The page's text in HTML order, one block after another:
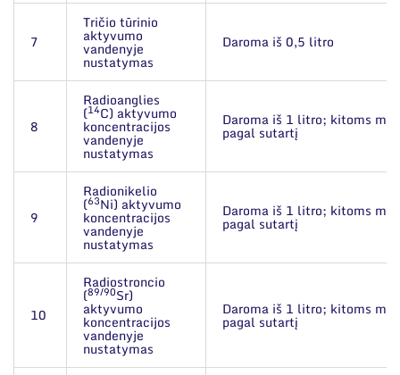
7
Tričio tūrinio
aktyvumo
vandenyje
nustatymas
Daroma iš 0,5 litro
8
Radioanglies
(14C) aktyvumo
koncentracijos
vandenyje
nustatymas
Daroma iš 1 litro; kitoms
pagal sutartį
9
Radionikelio
(63Ni) aktyvumo
koncentracijos
vandenyje
nustatymas
Daroma iš 1 litro; kitoms
pagal sutartį
10
Radiostroncio
(89/90Sr)
aktyvumo
koncentracijos
vandenyje
nustatymas
Daroma iš 1 litro; kitoms
pagal sutartį